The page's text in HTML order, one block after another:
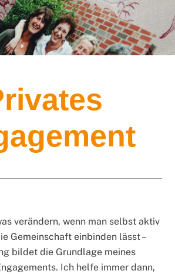
verändern, wenn man selbst aktiv
Gemeinschaft einbinden lässt –
bildet die Grundlage meines
Ich helfe immer dann,